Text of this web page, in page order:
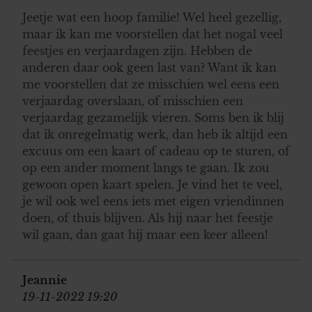
gebruiken.
Jeetje wat een hoop familie! Wel heel gezellig,
maar ik kan me voorstellen dat het nogal veel
feestjes en verjaardagen zijn. Hebben de
anderen daar ook geen last van? Want ik kan
me voorstellen dat ze misschien wel eens een
verjaardag overslaan, of misschien een
verjaardag gezamelijk vieren. Soms ben ik blij
dat ik onregelmatig werk, dan heb ik altijd een
excuus om een kaart of cadeau op te sturen, of
op een ander moment langs te gaan. Ik zou
gewoon open kaart spelen. Je vind het te veel,
je wil ook wel eens iets met eigen vriendinnen
doen, of thuis blijven. Als hij naar het feestje
wil gaan, dan gaat hij maar een keer alleen!
Jeannie
19-11-2022 19:20